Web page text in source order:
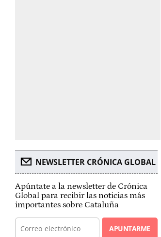
NEWSLETTER CRÓNICA GLOBAL
Apúntate a la newsletter de Crónica
Global para recibir las noticias más
importantes sobre Cataluña
APUNTARME